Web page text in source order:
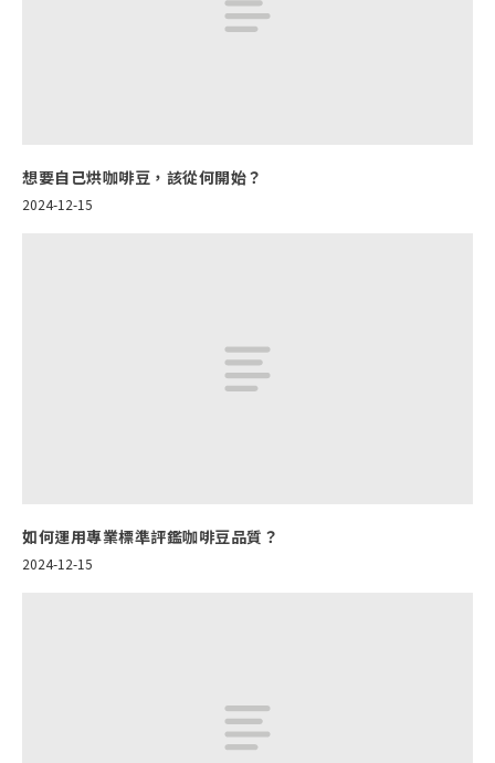
想要自己烘咖啡豆，該從何開始？
2024-12-15
如何運用專業標準評鑑咖啡豆品質？
2024-12-15